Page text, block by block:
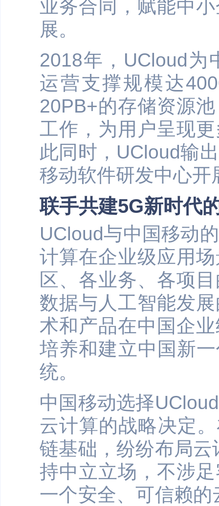
业务合同，赋能中
展。
2018年，UCloud为
运营支撑规模达
20PB+的存储资源
工作，为用户呈现
此同时，UCloud输
移动软件研发中心
联手共建5G新时代
UCloud与中国移动
计算在企业级应用
区、各业务、各项
数据与人工智能发
术和产品在中国企
培养和建立中国新
统。
中国移动选择
云计算的战略决定
链基础，纷纷布局
持中立立场，不涉
一个安全、可信赖